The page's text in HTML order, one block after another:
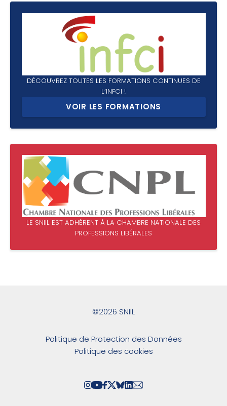
DÉCOUVREZ TOUTES LES FORMATIONS CONTINUES DE
L’INFCI !
VOIR LES FORMATIONS
LE SNIIL EST ADHÉRENT À LA CHAMBRE NATIONALE DES
PROFESSIONS LIBÉRALES
©2026 SNIIL
Politique de Protection des Données
Politique des cookies